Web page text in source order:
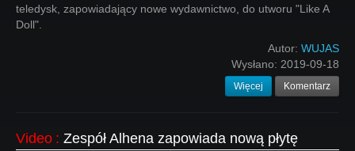
teledysk, zapowiadający nowe wydawnictwo, do utworu "Like A
Doll".
Autor: WUJAS
Wysłano: 2019-09-18
Więcej Komentarz
Video : Zespół Alhena zapowiada nową płytę